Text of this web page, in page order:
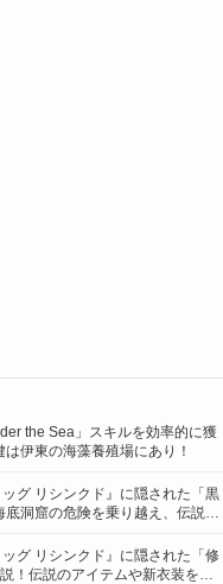
the Sea」スキルを効率的に獲
伊東の海藻養殖場にあり！
グ リシンクド』に隠された「黒
洞窟の危険を乗り越え、伝説の
グ リシンクド』に隠された「修
！伝説のアイテムや新衣装を手